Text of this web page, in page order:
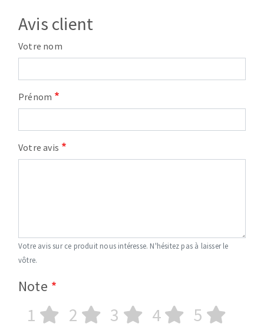
Avis client
Votre nom
Prénom
Votre avis
Votre avis sur ce produit nous intéresse. N'hésitez pas à laisser le
vôtre.
Note
1 2 3 4 5